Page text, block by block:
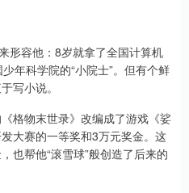
形容他：8岁就拿了全国计算机
年科学院的“小院士”。但有个鲜
写小说。
格物末世录》改编成了游戏《娑
大赛的一等奖和3万元奖金。这
也帮他“滚雪球”般创造了后来的